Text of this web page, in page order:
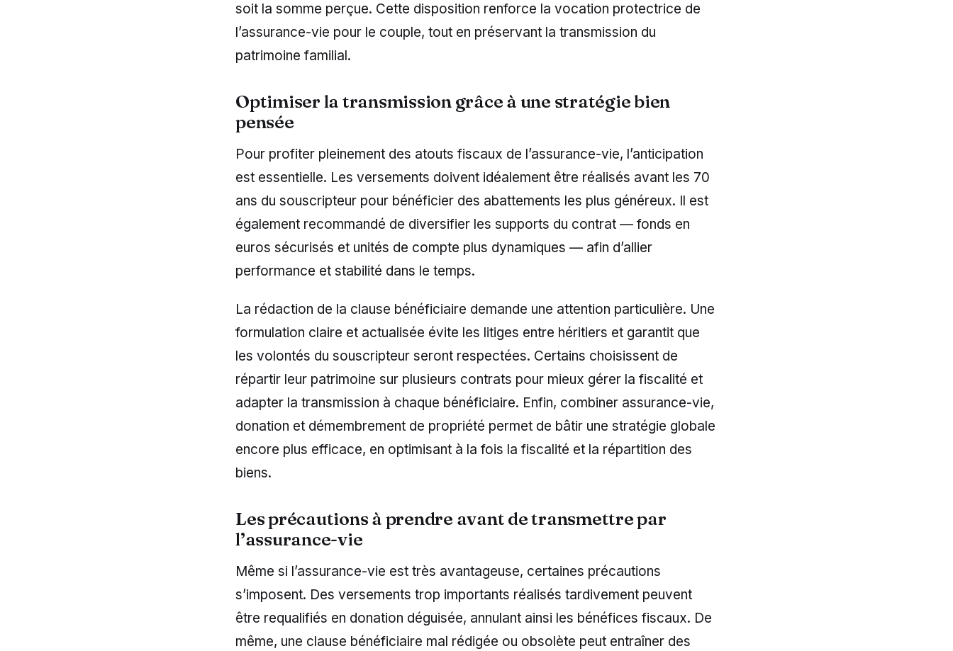
soit la somme perçue. Cette disposition renforce la vocation protectrice de
l’assurance-vie pour le couple, tout en préservant la transmission du
patrimoine familial.
Optimiser la transmission grâce à une stratégie bien
pensée
Pour profiter pleinement des atouts fiscaux de l’assurance-vie, l’anticipation
est essentielle. Les versements doivent idéalement être réalisés avant les 70
ans du souscripteur pour bénéficier des abattements les plus généreux. Il est
également recommandé de diversifier les supports du contrat — fonds en
euros sécurisés et unités de compte plus dynamiques — afin d’allier
performance et stabilité dans le temps.
La rédaction de la clause bénéficiaire demande une attention particulière. Une
formulation claire et actualisée évite les litiges entre héritiers et garantit que
les volontés du souscripteur seront respectées. Certains choisissent de
répartir leur patrimoine sur plusieurs contrats pour mieux gérer la fiscalité et
adapter la transmission à chaque bénéficiaire. Enfin, combiner assurance-vie,
donation et démembrement de propriété permet de bâtir une stratégie globale
encore plus efficace, en optimisant à la fois la fiscalité et la répartition des
biens.
Les précautions à prendre avant de transmettre par
l’assurance-vie
Même si l’assurance-vie est très avantageuse, certaines précautions
s’imposent. Des versements trop importants réalisés tardivement peuvent
être requalifiés en donation déguisée, annulant ainsi les bénéfices fiscaux. De
même, une clause bénéficiaire mal rédigée ou obsolète peut entraîner des